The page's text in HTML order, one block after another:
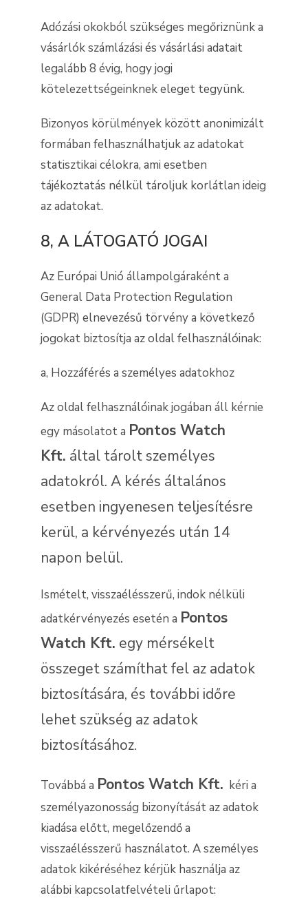
Adózási okokból szükséges megőriznünk a
vásárlók számlázási és vásárlási adatait
legalább 8 évig, hogy jogi
kötelezettségeinknek eleget tegyünk.
Bizonyos körülmények között anonimizált
formában felhasználhatjuk az adatokat
statisztikai célokra, ami esetben
tájékoztatás nélkül tároljuk korlátlan ideig
az adatokat.
8, A LÁTOGATÓ JOGAI
Az Európai Unió állampolgáraként a
General Data Protection Regulation
(GDPR) elnevezésű törvény a következő
jogokat biztosítja az oldal felhasználóinak:
a, Hozzáférés a személyes adatokhoz
Az oldal felhasználóinak jogában áll kérnie
egy másolatot a Pontos Watch
Kft. által tárolt személyes
adatokról. A kérés általános
esetben ingyenesen teljesítésre
kerül, a kérvényezés után 14
napon belül.
Ismételt, visszaélésszerű, indok nélküli
adatkérvényezés esetén a Pontos
Watch Kft. egy mérsékelt
összeget számíthat fel az adatok
biztosítására, és további időre
lehet szükség az adatok
biztosításához.
Továbbá a Pontos Watch Kft. kéri a
személyazonosság bizonyítását az adatok
kiadása előtt, megelőzendő a
visszaélésszerű használatot. A személyes
adatok kikéréséhez kérjük használja az
alábbi kapcsolatfelvételi űrlapot: